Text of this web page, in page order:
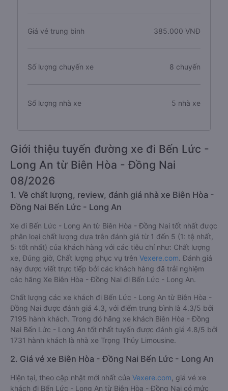
Giá vé trung bình 385.000 VNĐ
Số lượng chuyến xe 8 chuyến
Số lượng nhà xe 5 nhà xe
Giới thiệu tuyến đường xe đi Bến Lức -
Long An từ Biên Hòa - Đồng Nai
08/2026
1. Về chất lượng, review, đánh giá nhà xe Biên Hòa -
Đồng Nai Bến Lức - Long An
Xe đi Bến Lức - Long An từ Biên Hòa - Đồng Nai tốt nhất được
phân loại chất lượng dựa trên đánh giá từ 1 đến 5 (1: tệ nhất,
5: tốt nhất) của khách hàng với các tiêu chí như: Chất lượng
xe, Đúng giờ, Chất lượng phục vụ trên Vexere.com. Đánh giá
này được viết trực tiếp bởi các khách hàng đã trải nghiệm
các hãng Xe Biên Hòa - Đồng Nai đi Bến Lức - Long An.
Chất lượng các xe khách đi Bến Lức - Long An từ Biên Hòa -
Đồng Nai được đánh giá 4.3, với điểm trung bình là 4.3/5 bởi
7195 hành khách. Trong đó hãng xe khách Biên Hòa - Đồng
Nai Bến Lức - Long An tốt nhất tuyến được đánh giá 4.8/5 bởi
1731 hành khách là nhà xe Trọng Thủy Limousine.
2. Giá vé xe Biên Hòa - Đồng Nai Bến Lức - Long An
Hiện tại, theo cập nhật mới nhất của Vexere.com , giá vé xe
khách đi Bến Lức - Long An từ Biên Hòa - Đồng Nai có mức